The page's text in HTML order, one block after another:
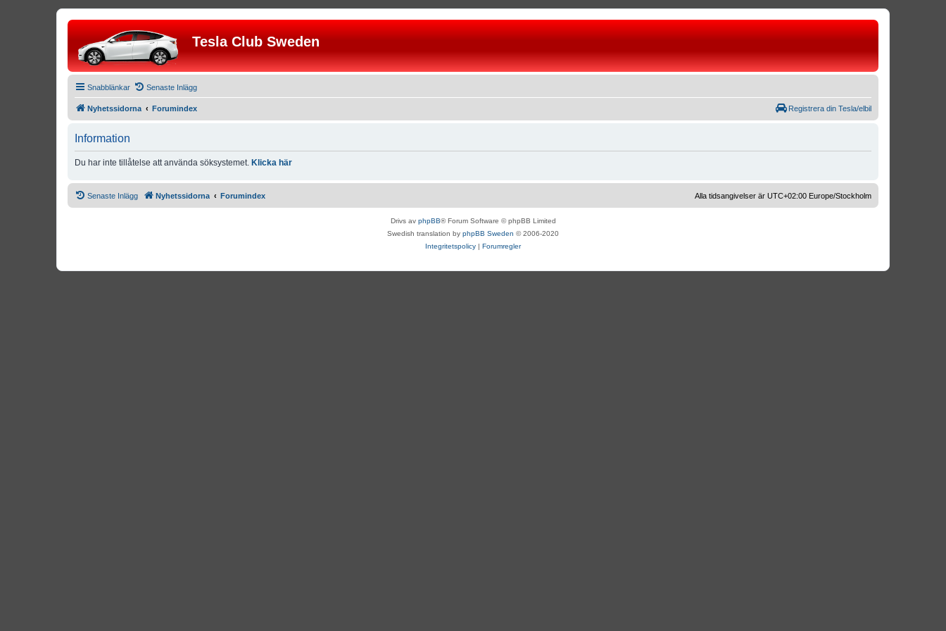
Tesla Club Sweden
Snabblänkar Senaste Inlägg
Nyhetssidorna Forumindex Registrera din Tesla/elbil
Information
Du har inte tillåtelse att använda söksystemet. Klicka här
Senaste Inlägg Nyhetssidorna Forumindex Alla tidsangivelser är UTC+02:00 Europe/Stockholm
Drivs av phpBB® Forum Software © phpBB Limited
Swedish translation by phpBB Sweden © 2006-2020
Integritetspolicy | Forumregler